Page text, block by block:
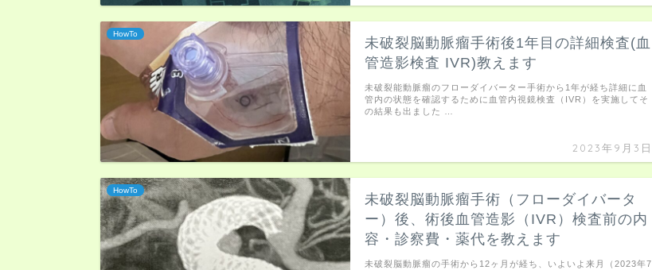
HowTo
未破裂脳動脈瘤手術後1年目の詳細検査(血
管造影検査 IVR)教えます
2023年9月3日
未破裂能動脈瘤のフローダイバーター手術から1年が経ち詳細に血
管内の状態を確認するために血管内視鏡検査（IVR）を実施してそ
の結果も出ました …
HowTo
未破裂脳動脈瘤手術（フローダイバータ
ー）後、術後血管造影（IVR）検査前の内
容・診察費・薬代を教えます
未破裂脳動脈瘤の手術から12ヶ月が経ち、いよいよ来月（2023年7